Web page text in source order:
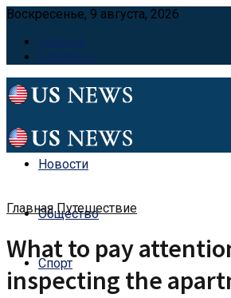
Воскресенье, 9 августа, 2026
Главная
Контакты
Новости
Общество
Спорт
Главная Путешествие
What to pay
inspecting the